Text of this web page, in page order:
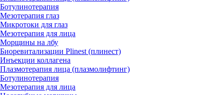
Ботулинотерапия
Мезотерапия глаз
Микротоки для глаз
Мезотерапия для лица
Морщины на лбу
Биоревитализации Plinest (плинест)
Инъекции коллагена
Плазмотерапия лица (плазмолифтинг)
Ботулинотерапия
Мезотерапия для лица